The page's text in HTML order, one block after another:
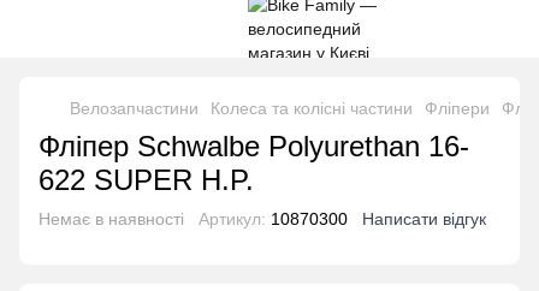
Велозапчастини Колеса та колісні частини Фліпери
Фліпер Schwalbe Polyurethan 16-
622 SUPER H.P.
Немає в наявності Артикул: 10870300 Написати відгук